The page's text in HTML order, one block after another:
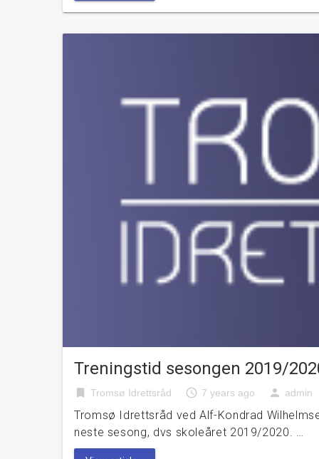
Treningstid sesongen 2019/
bookmark Tromsø Idrettsråd access_time 7 years ago person admin
Tromsø Idrettsråd ved Alf-Kondrad
neste sesong, dvs skoleåret 2019/2020. …